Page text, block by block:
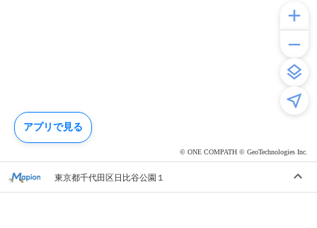
© ONE COMPATH © GeoTechnologies Inc.
東京都千代田区日比谷公園１
アプリで見る